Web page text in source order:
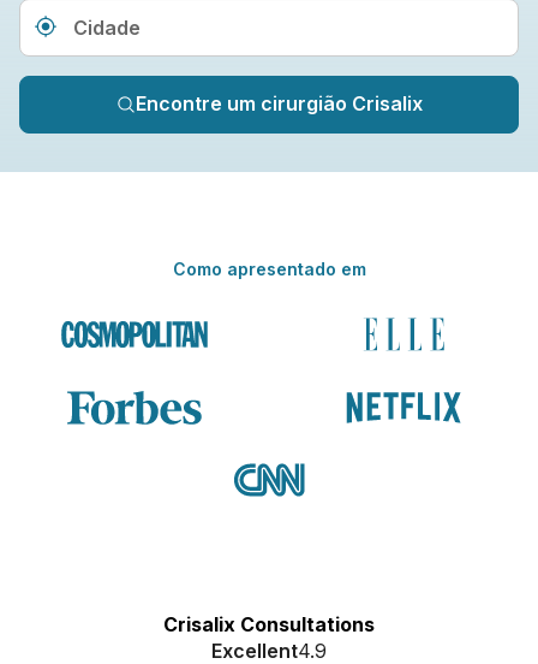
Type 3 or more characters
Encontre um cirurgião Crisalix
Como apresentado em
Crisalix Consultations
Excellent4.9